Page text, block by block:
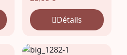
Détails